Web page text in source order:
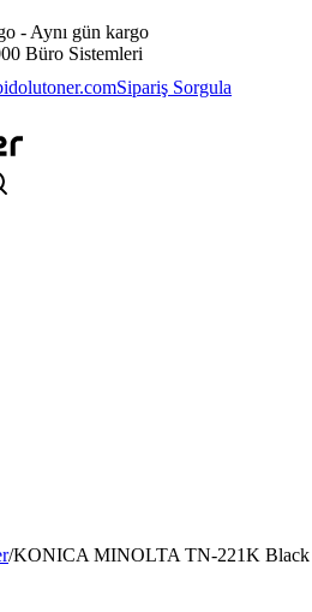
- Aynı gün kargo
Büro Sistemleri
Sipariş Sorgula
/KONICA MINOLTA TN-221K Black